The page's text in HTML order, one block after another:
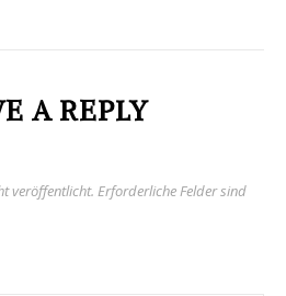
A REPLY
veröffentlicht. Erforderliche Felder sind